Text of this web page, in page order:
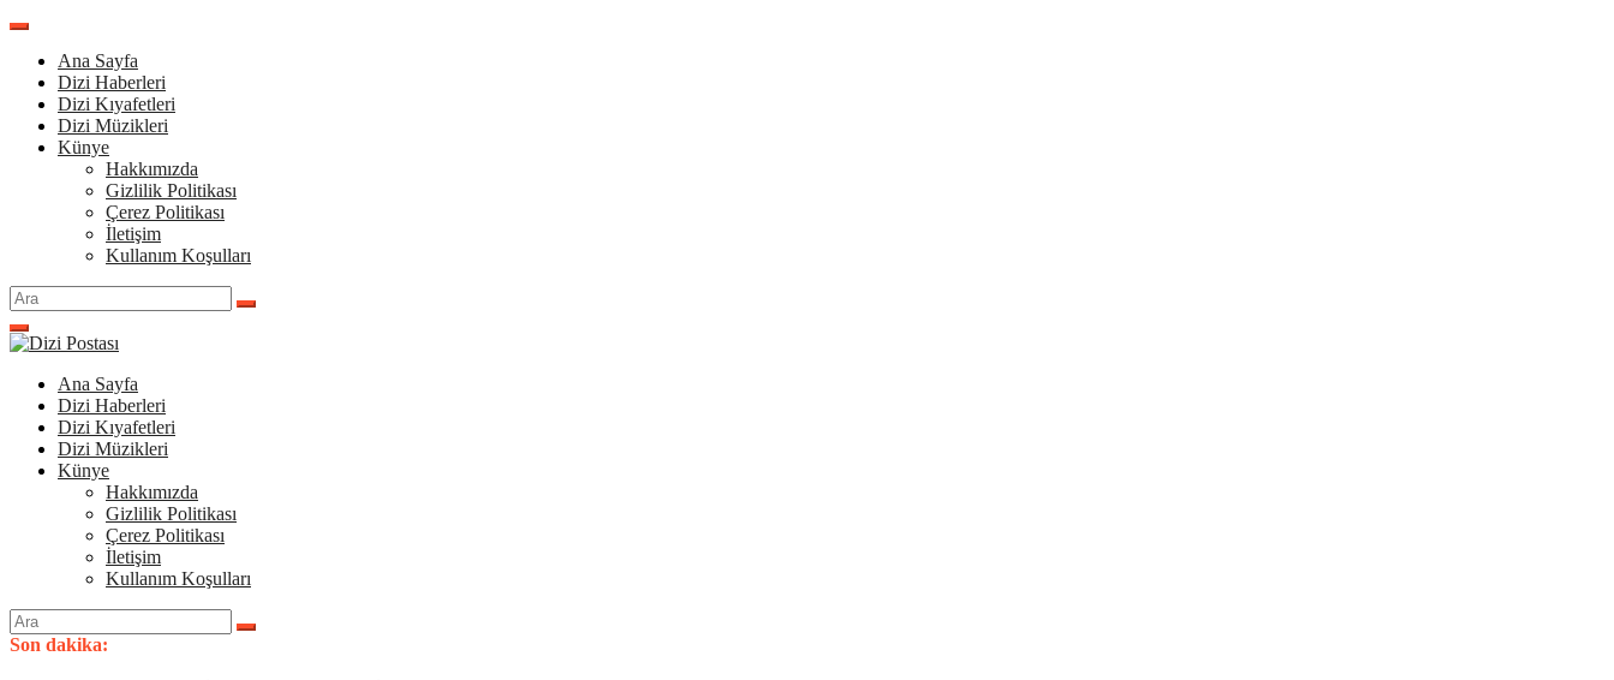
İçeriğe
Ana Sayfa
Dizi Haberleri
Dizi Kıyafetleri
Dizi Müzikleri
Künye
Hakkımızda
Gizlilik Politikası
Çerez Politikası
İletişim
Kullanım Koşulları
Arama
yap:
Ana Sayfa
Dizi Haberleri
Dizi Kıyafetleri
Dizi Müzikleri
Künye
Hakkımızda
Gizlilik Politikası
Çerez Politikası
İletişim
Kullanım Koşulları
Arama
yap:
Son dakika: